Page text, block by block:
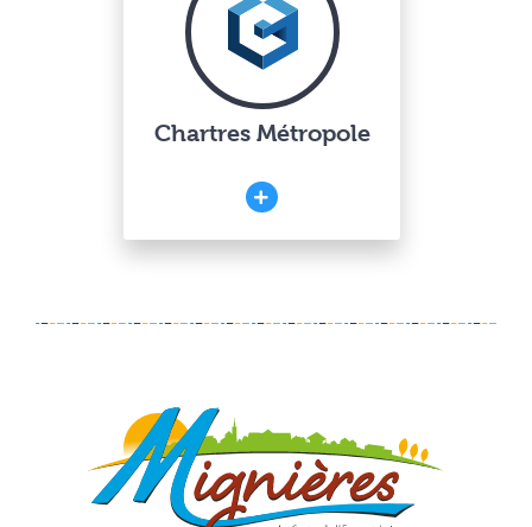
Chartres Métropole